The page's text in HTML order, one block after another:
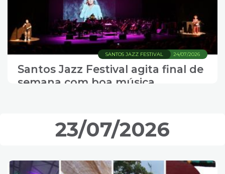
24/07/2026
SANTOS JAZZ FESTIVAL
Santos Jazz Festival agita final de
semana com boa música
23/07/2026